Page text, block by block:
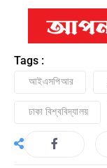
Tags :
আইএসপিআর
ঢাকা বিশ্ববিদ্যালয়